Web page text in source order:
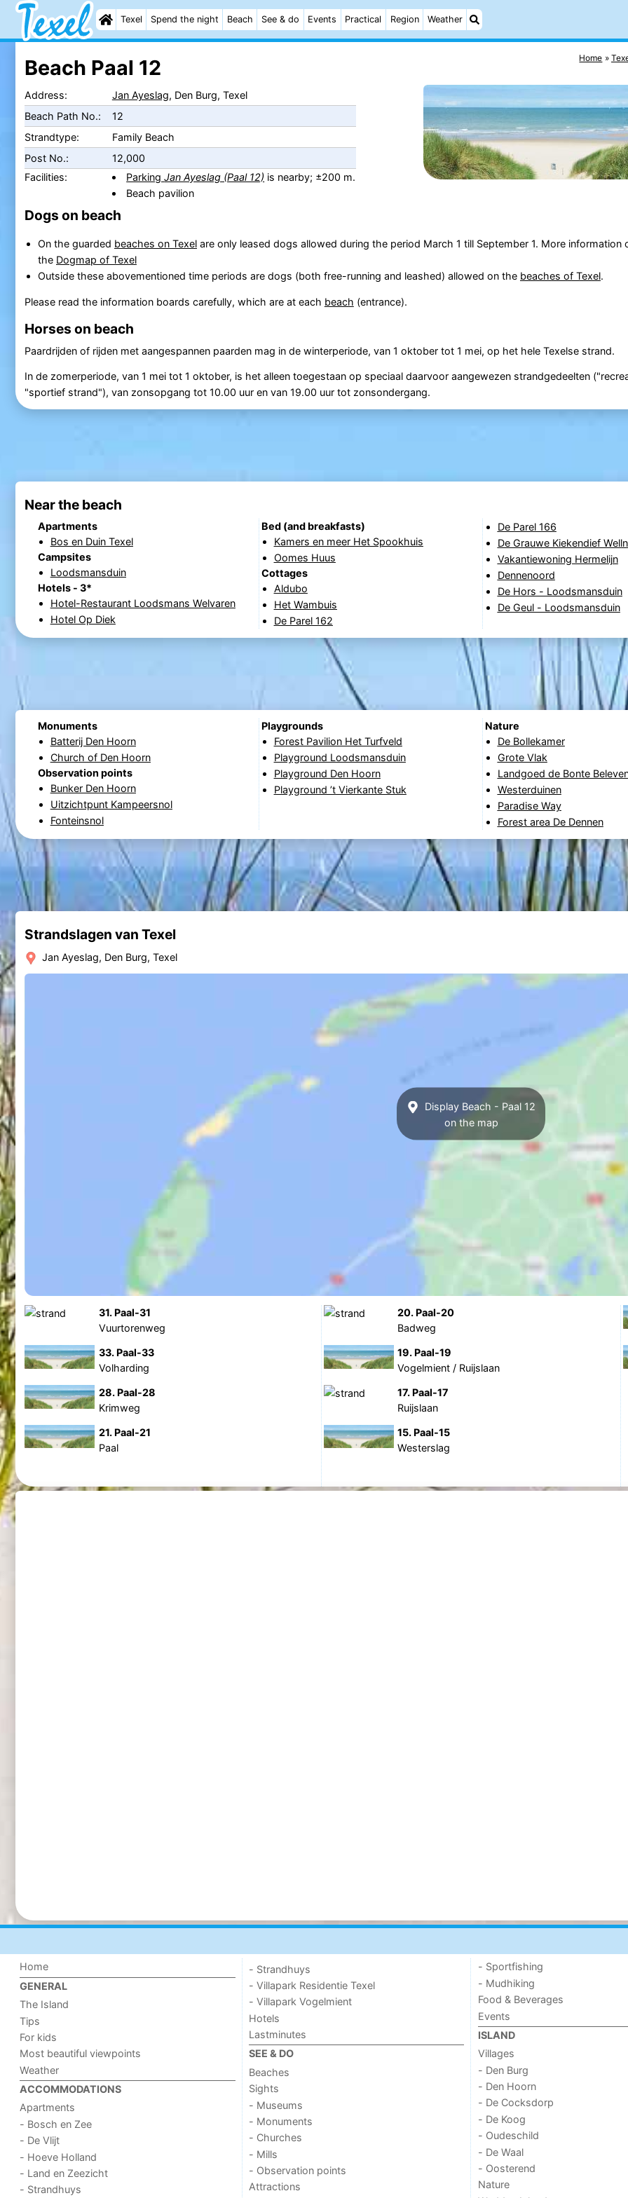
Texel Spend the night Beach See & do Events Practical Region Weather
Home
Beach Paal 12
Address: Jan Ayeslag, Den Burg, Texel
Beach Path No.:
12
Strandtype:
Family Beach
Post No.:
12,000
Facilities:
ParkingJan Ayeslag (Paal 12) is nearby; ±200 m.
Beach pavilion
Dogs on beach
On the guarded beaches on Texelare only leased dogs allowed during the period March 1 till September 1. More information
the Dogmap of Texel
Outside these abovementioned time periods are dogs (both free-running and leashed) allowed on the beaches of Texel.
Please read the information boards carefully, which are at each beach (entrance).
Horses on beach
Paardrijden of rijden met aangespannen paarden mag in de winterperiode, van 1 oktober tot 1 mei, op het hele Texelse strand.
In de zomerperiode, van 1 mei tot 1 oktober, is het alleen toegestaan op speciaal daarvoor aangewezen strandgedeelten
"sportief strand"), van zonsopgang tot 10.00 uur en van 19.00 uur tot zonsondergang.
Near the beach
Apartments
Bos en Duin Texel
Campsites
Loodsmansduin
Hotels - 3*
Hotel-Restaurant Loodsmans Welvaren
Hotel Op Diek
Bed (and breakfasts)
Kamers en meer Het Spookhuis
Oomes Huus
Cottages
Aldubo
Het Wambuis
De Parel 162
De Parel 166
De Grauwe Kiekendief
Vakantiewoning Hermelijn
Dennenoord
De Hors - Loodsmansduin
De Geul - Loodsmansduin
Monuments
Batterij Den Hoorn
Church of Den Hoorn
Observation points
Bunker Den Hoorn
Uitzichtpunt Kampeersnol
Fonteinsnol
Playgrounds
Forest Pavilion Het Turfveld
Playground Loodsmansduin
Playground Den Hoorn
Playground ’t Vierkante Stuk
Nature
De Bollekamer
Grote Vlak
Landgoed de Bonte
Westerduinen
Paradise Way
Forest area De Dennen
Strandslagen van Texel
Jan Ayeslag, Den Burg, Texel
Display Beach - Paal 12
on the map
31. Paal-31
Vuurtorenweg
33. Paal-33
Volharding
28. Paal-28
Krimweg
21. Paal-21
Paal
20. Paal-20
Badweg
19. Paal-19
Vogelmient / Ruijslaan
17. Paal-17
Ruijslaan
15. Paal-15
Westerslag
Home
GENERAL
The Island
Tips
For kids
Most beautiful viewpoints
Weather
ACCOMMODATIONS
Apartments
- Bosch en Zee
- De Vlijt
- Hoeve Holland
- Land en Zeezicht
- Strandhuys
- Strandhuys
- Villapark Residentie Texel
- Villapark Vogelmient
Hotels
Lastminutes
SEE & DO
Beaches
Sights
- Museums
- Monuments
- Churches
- Mills
- Observation points
Attractions
- Sportfishing
- Mudhiking
Food & Beverages
Events
ISLAND
Villages
- Den Burg
- Den Hoorn
- De Cocksdorp
- De Koog
- Oudeschild
- De Waal
- Oosterend
Nature